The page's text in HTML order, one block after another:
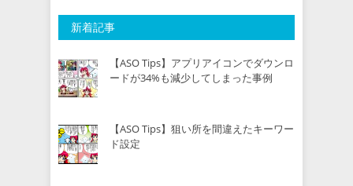
新着記事
【ASO Tips】アプリアイコンでダウンロ
ードが34%も減少してしまった事例
【ASO Tips】狙い所を間違えたキーワー
ド設定